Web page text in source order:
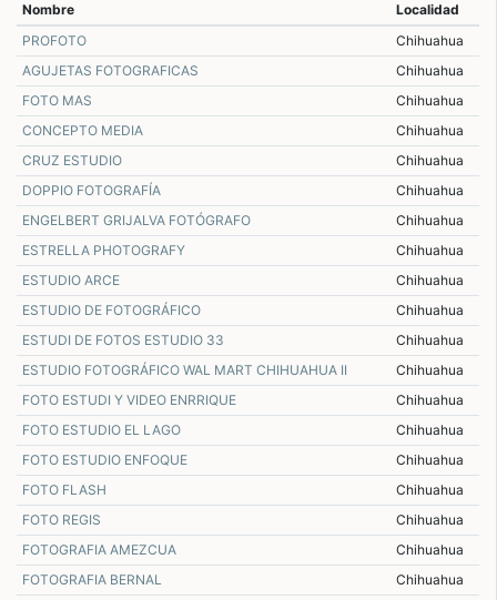
Nombre
Localidad
PROFOTO
Chihuahua
AGUJETAS FOTOGRAFICAS
Chihuahua
FOTO MAS
Chihuahua
CONCEPTO MEDIA
Chihuahua
CRUZ ESTUDIO
Chihuahua
DOPPIO FOTOGRAFÍA
Chihuahua
ENGELBERT GRIJALVA FOTÓGRAFO
Chihuahua
ESTRELLA PHOTOGRAFY
Chihuahua
ESTUDIO ARCE
Chihuahua
ESTUDIO DE FOTOGRÁFICO
Chihuahua
ESTUDI DE FOTOS ESTUDIO 33
Chihuahua
ESTUDIO FOTOGRÁFICO WAL MART CHIHUAHUA II
Chihuahua
FOTO ESTUDI Y VIDEO ENRRIQUE
Chihuahua
FOTO ESTUDIO EL LAGO
Chihuahua
FOTO ESTUDIO ENFOQUE
Chihuahua
FOTO FLASH
Chihuahua
FOTO REGIS
Chihuahua
FOTOGRAFIA AMEZCUA
Chihuahua
FOTOGRAFIA BERNAL
Chihuahua